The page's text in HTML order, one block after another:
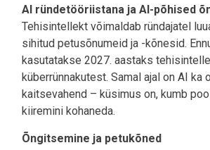
AI ründetööriistana ja AI-põhised
Tehisintellekt võimaldab ründajatel
sihitud petusõnumeid ja -kõnesid.
kasutatakse 2027. aastaks
küberrünnakutest. Samal ajal on AI ka
kaitsevahend – küsimus on, kumb
kiiremini kohaneda.
Õngitsemine ja petukõned